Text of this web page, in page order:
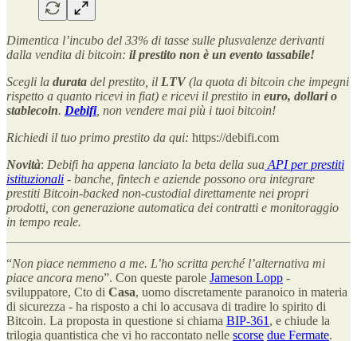
Dimentica l’incubo del 33% di tasse sulle plusvalenze derivanti
dalla vendita di bitcoin: il prestito non è un evento tassabile!
Scegli la durata del prestito, il LTV(la quota di bitcoin che impegni
rispetto a quanto ricevi in fiat) e ricevi il prestito in euro, dollari o
stablecoin. Debifi, non vendere mai più i tuoi bitcoin!
Richiedi il tuo primo prestito da qui: https://debifi.com
Novità: Debifi ha appena lanciato la beta della sua API per prestiti
istituzionali - banche, fintech e aziende possono ora integrare
prestiti Bitcoin-backed non-custodial direttamente nei propri
prodotti, con generazione automatica dei contratti e monitoraggio
in tempo reale.
“Non piace nemmeno a me. L’ho scritta perché l’alternativa mi
piace ancora meno”. Con queste parole Jameson Lopp -
sviluppatore, Cto di Casa, uomo discretamente paranoico in materia
di sicurezza - ha risposto a chi lo accusava di tradire lo spirito di
Bitcoin. La proposta in questione si chiama BIP-361 , e chiude la
trilogia quantistica che vi ho raccontato nelle scorse due Fermate.